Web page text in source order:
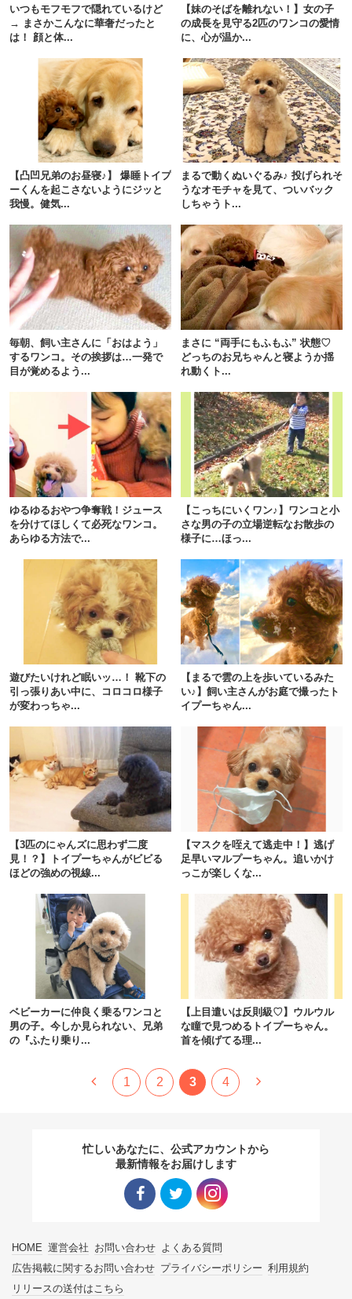
いつもモフモフで隠れているけど
→ まさかこんなに華奢だったと
は！ 顔と体...
【妹のそばを離れない！】女の子
の成長を見守る2匹のワンコの愛情
に、心が温か...
【凸凹兄弟のお昼寝♪】 爆睡トイプ
ーくんを起こさないようにジッと
我慢。健気...
まるで動くぬいぐるみ♪ 投げられそ
うなオモチャを見て、ついバック
しちゃうト...
毎朝、飼い主さんに「おはよう」
するワンコ。その挨拶は…一発で
目が覚めるよう...
まさに “両手にもふもふ” 状態♡
どっちのお兄ちゃんと寝ようか揺
れ動くト...
ゆるゆるおやつ争奪戦！ジュース
を分けてほしくて必死なワンコ。
あらゆる方法で...
【こっちにいくワン♪】ワンコと小
さな男の子の立場逆転なお散歩の
様子に…ほっ...
遊びたいけれど眠いッ…！ 靴下の
引っ張りあい中に、コロコロ様子
が変わっちゃ...
【まるで雲の上を歩いているみた
い♪】飼い主さんがお庭で撮ったト
イプーちゃん...
【3匹のにゃんズに思わず二度
見！？】トイプーちゃんがビビる
ほどの強めの視線...
【マスクを咥えて逃走中！】逃げ
足早いマルプーちゃん。追いかけ
っこが楽しくな...
ベビーカーに仲良く乗るワンコと
男の子。今しか見られない、兄弟
の『ふたり乗り...
【上目遣いは反則級♡】ウルウル
な瞳で見つめるトイプーちゃん。
首を傾げてる理...
1 2 3 4
忙しいあなたに、公式アカウントから
最新情報をお届けします
HOME 運営会社 お問い合わせ よくある質問
広告掲載に関するお問い合わせ プライバシーポリシー 利用規約
リリースの送付はこちら
閉じる
pecodogs
いぬ部をフォロー
pecocats
ねこ部をフォロー
PECOアプリをダウンロード済みの方
アプリで開く